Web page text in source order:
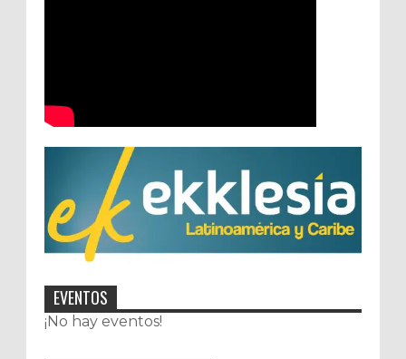
EVENTOS
¡No hay eventos!